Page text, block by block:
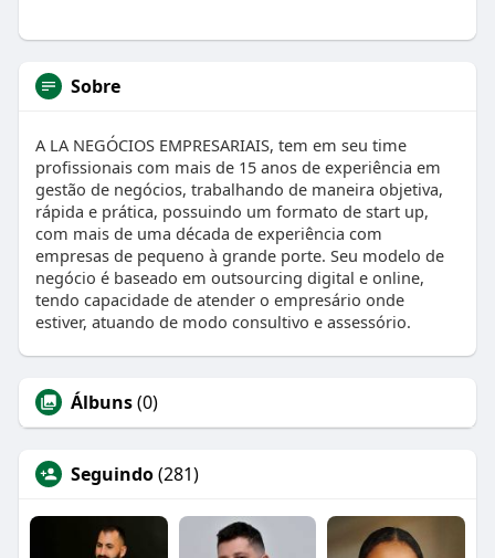
Sobre
A LA NEGÓCIOS EMPRESARIAIS, tem em seu time
profissionais com mais de 15 anos de experiência em
gestão de negócios, trabalhando de maneira objetiva,
rápida e prática, possuindo um formato de start up,
com mais de uma década de experiência com
empresas de pequeno à grande porte. Seu modelo de
negócio é baseado em outsourcing digital e online,
tendo capacidade de atender o empresário onde
estiver, atuando de modo consultivo e assessório.
Álbuns(0)
Seguindo(281)